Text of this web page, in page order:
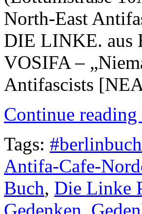
North-East
DIE LINKE. aus
VOSIFA –
Antifascists
Continue reading
Tags: #berlinbuch
Antifa-Cafe-
Buch, Die Linke
Gedenken,